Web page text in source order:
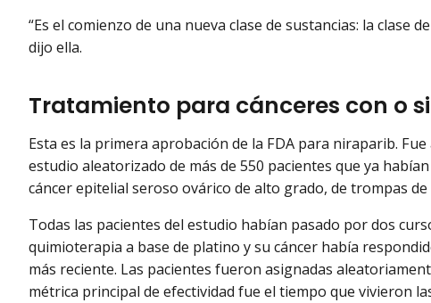
“Es el comienzo de una nueva clase de sustancias: la clase
dijo ella.
Tratamiento para cánceres con o
Esta es la primera aprobación de la FDA para niraparib.
estudio aleatorizado de más de 550 pacientes que ya
cáncer epitelial seroso ovárico de alto grado, de trompas
Todas las pacientes del estudio habían pasado por dos
quimioterapia a base de platino y su cáncer había
más reciente. Las pacientes fueron asignadas
métrica principal de efectividad fue el tiempo que vivieron